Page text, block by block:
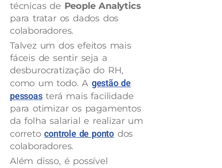
técnicas de People Analytics
para tratar os dados dos
colaboradores.
Talvez um dos efeitos mais
fáceis de sentir seja a
desburocratização do RH,
como um todo. A gestão de
pessoasterá mais facilidade
para otimizar os pagamentos
da folha salarial e realizar um
corretocontrole de ponto dos
colaboradores.
Além disso, é possível